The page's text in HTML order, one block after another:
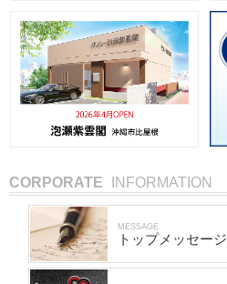
CORPORATE INFORMATION
MESSAGE
トップメッセージ